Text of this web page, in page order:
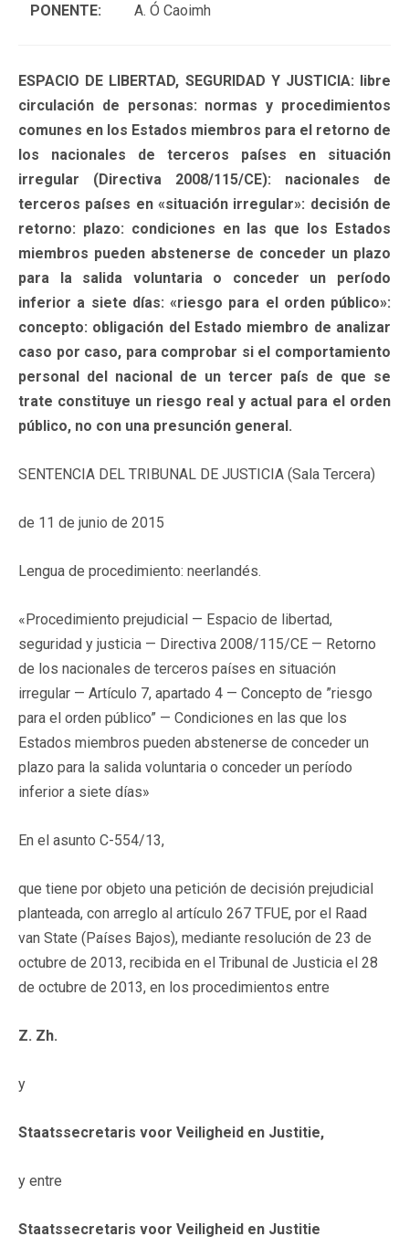
PONENTE: A. Ó Caoimh
ESPACIO DE LIBERTAD, SEGURIDAD Y JUSTICIA: libre
circulación de personas: normas y procedimientos
comunes en los Estados miembros para el retorno de
los nacionales de terceros países en situación
irregular (Directiva 2008/115/CE): nacionales de
terceros países en «situación irregular»: decisión de
retorno: plazo: condiciones en las que los Estados
miembros pueden abstenerse de conceder un plazo
para la salida voluntaria o conceder un período
inferior a siete días: «riesgo para el orden público»:
concepto: obligación del Estado miembro de analizar
caso por caso, para comprobar si el comportamiento
personal del nacional de un tercer país de que se
trate constituye un riesgo real y actual para el orden
público, no con una presunción general.
SENTENCIA DEL TRIBUNAL DE JUSTICIA (Sala Tercera)
de 11 de junio de 2015
Lengua de procedimiento: neerlandés.
«Procedimiento prejudicial — Espacio de libertad,
seguridad y justicia — Directiva 2008/115/CE — Retorno
de los nacionales de terceros países en situación
irregular — Artículo 7, apartado 4 — Concepto de ”riesgo
para el orden público” — Condiciones en las que los
Estados miembros pueden abstenerse de conceder un
plazo para la salida voluntaria o conceder un período
inferior a siete días»
En el asunto C-554/13,
que tiene por objeto una petición de decisión prejudicial
planteada, con arreglo al artículo 267 TFUE, por el Raad
van State (Países Bajos), mediante resolución de 23 de
octubre de 2013, recibida en el Tribunal de Justicia el 28
de octubre de 2013, en los procedimientos entre
Z. Zh.
y
Staatssecretaris voor Veiligheid en Justitie,
y entre
Staatssecretaris voor Veiligheid en Justitie